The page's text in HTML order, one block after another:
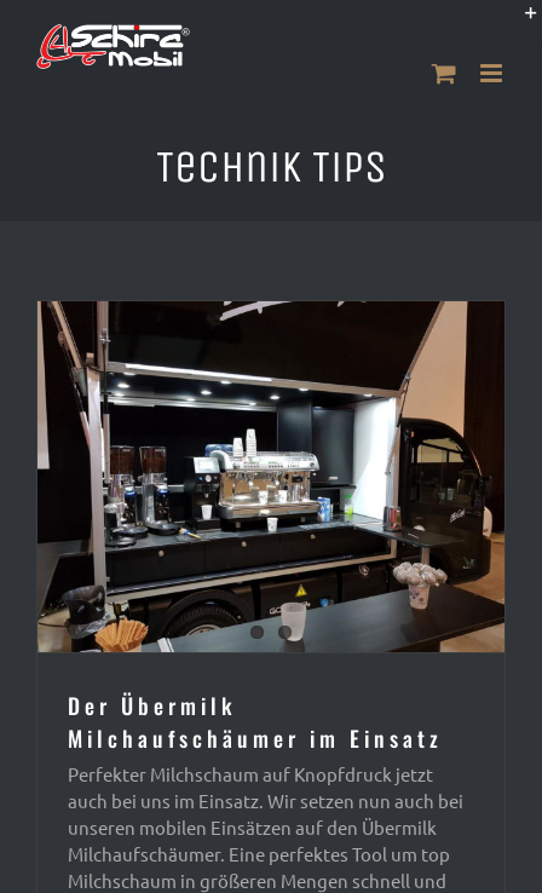
Inhalt
springen
Technik Tips
Der Übermilk
Milchaufschäumer im Einsatz
Perfekter Milchschaum auf Knopfdruck jetzt
auch bei uns im Einsatz. Wir setzen nun auch bei
unseren mobilen Einsätzen auf den Übermilk
Milchaufschäumer. Eine perfektes Tool um top
Milchschaum in größeren Mengen schnell und